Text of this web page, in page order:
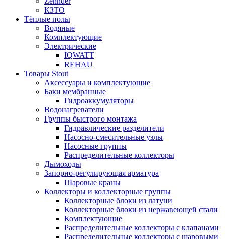
КЗТО
Тёплые полы
Водяные
Комплектующие
Электрические
IQWATT
REHAU
Товары Stout
Аксессуары и комплектующие
Баки мембранные
Гидроаккумуляторы
Водонагреватели
Группы быстрого монтажа
Гидравлические разделители
Насосно-смесительные узлы
Насосные группы
Распределительные коллекторы
Дымоходы
Запорно-регулирующая арматура
Шаровые краны
Коллекторы и коллекторные группы
Коллекторные блоки из латуни
Коллекторные блоки из нержавеющей стали
Комплектующие
Распределительные коллекторы с клапанами
Распределительные коллекторы с шаровыми